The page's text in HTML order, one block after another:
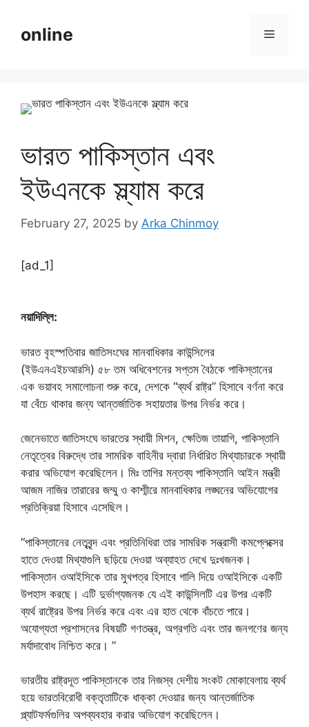
contentonline Menu
ভারত পাকিস্তান এবং
ইউএনকে স্ল্যাম করে
February 27, 2025 by Arka Chinmoy
[ad_1]
নয়াদিল্লি:
ভারত বৃহস্পতিবার জাতিসংঘের মানবাধিকার কাউন্সিলের
(ইউএনএইচআরসি) ৫৮ তম অধিবেশনের সপ্তম বৈঠকে পাকিস্তানের
এক ভয়াবহ সমালোচনা শুরু করে, দেশকে “ব্যর্থ রাষ্ট্র” হিসাবে বর্ণনা করে
যা বেঁচে থাকার জন্য আন্তর্জাতিক সহায়তার উপর নির্ভর করে।
জেনেভাতে জাতিসংঘে ভারতের স্থায়ী মিশন, ক্ষেতিজ তায়াগি, পাকিস্তানি
নেতৃত্বের বিরুদ্ধে তার সামরিক বাহিনীর দ্বারা নির্ধারিত মিথ্যাচারকে স্থায়ী
করার অভিযোগ করেছিলেন। মিঃ তাগির মন্তব্য পাকিস্তানি আইন মন্ত্রী
আজম নাজির তারারের জম্মু ও কাশ্মীরে মানবাধিকার লঙ্ঘনের অভিযোগের
প্রতিক্রিয়া হিসাবে এসেছিল।
“পাকিস্তানের নেতৃবৃন্দ এবং প্রতিনিধিরা তার সামরিক সন্ত্রাসী কমপ্লেক্সের
হাতে দেওয়া মিথ্যাগুলি ছড়িয়ে দেওয়া অব্যাহত দেখে দুঃখজনক।
পাকিস্তান ওআইসিকে তার মুখপত্র হিসাবে গালি দিয়ে ওআইসিকে একটি
উপহাস করছে। এটি দুর্ভাগ্যজনক যে এই কাউন্সিলটি এর উপর একটি
ব্যর্থ রাষ্ট্রের উপর নির্ভর করে এবং এর হাত থেকে বাঁচতে পারে।
অযোগ্যতা প্রশাসনের বিষয়টি গণতন্ত্র, অগ্রগতি এবং তার জনগণের জন্য
মর্যাদাবোধ নিশ্চিত করে। ”
ভারতীয় রাষ্ট্রদূত পাকিস্তানকে তার নিজস্ব দেশীয় সংকট মোকাবেলায় ব্যর্থ
হয়ে ভারতবিরোধী বক্তৃতাটিকে ধাক্কা দেওয়ার জন্য আন্তর্জাতিক
প্ল্যাটফর্মগুলির অপব্যবহার করার অভিযোগ করেছিলেন।